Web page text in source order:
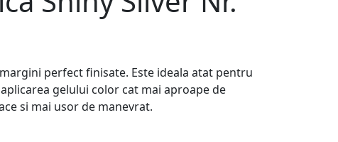
perfect finisate. Este ideala atat pentru
gelului color cat mai aproape de
si mai usor de manevrat.